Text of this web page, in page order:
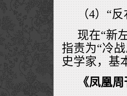
（4）“
现在“新
指责为“冷
史学家，基
《凤凰